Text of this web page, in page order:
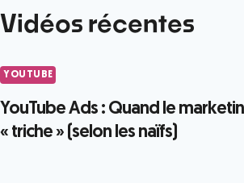
Vidéos récentes
YOUTUBE
YouTube Ads : Quand le
« triche » (selon les naïfs)